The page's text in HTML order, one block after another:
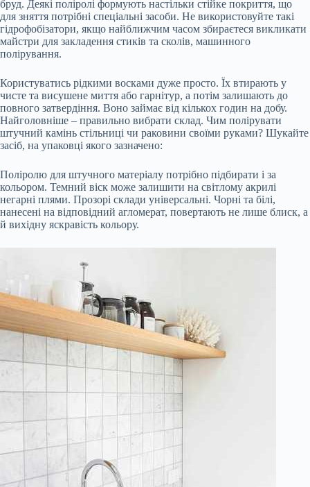
бруд. Деякі поліролі формують настільки стійке покриття, що
для зняття потрібні спеціальні засоби. Не використовуйте такі
гідрофобізатори, якщо найближчим часом збираєтеся викликати
майстри для закладення стиків та сколів, машинного
полірування.
Користуватись рідкими восками дуже просто. Їх втирають у
чисте та висушене миття або гарнітур, а потім залишають до
повного затвердіння. Воно займає від кількох годин на добу.
Найголовніше – правильно вибрати склад. Чим полірувати
штучний камінь стільниці чи раковини своїми руками? Шукайте
засіб, на упаковці якого зазначено:
Поліролю для штучного матеріалу потрібно підбирати і за
кольором. Темний віск може залишити на світлому акрилі
негарні плями. Прозорі склади універсальні. Чорні та білі,
нанесені на відповідний агломерат, повертають не лише блиск, а
й вихідну яскравість кольору.